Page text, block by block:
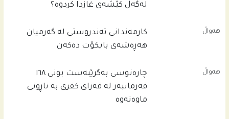
له‌گه‌ڵ كێشه‌ى غازدا كردوه‌؟
هەواڵ
کارمەندانی تەندروستی لە گەرمیان
هەڕەشەی بایکۆت دەکەن
هەواڵ
چاره‌نوسى به‌گرێبه‌ست بونى ١٦٨
فه‌رمانبه‌ر له‌ قه‌زاى كفرى به‌ ناڕونى
ماوه‌ته‌وه‌